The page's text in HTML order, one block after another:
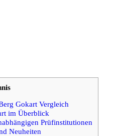
Gokart Vergleich
im Überblick
Prüfinstitutionen
Neuheiten